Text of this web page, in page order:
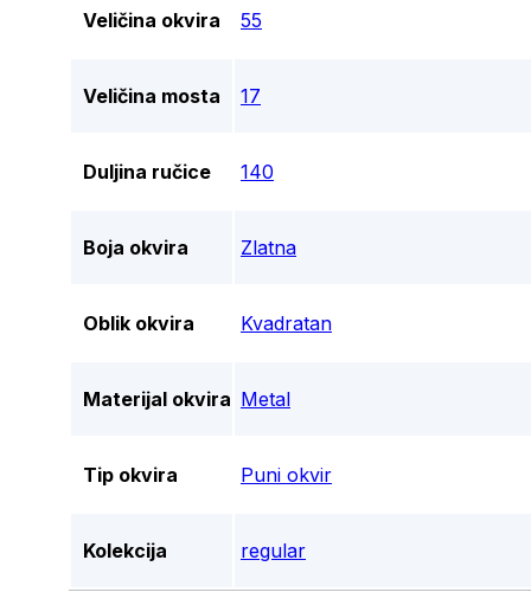
Veličina okvira 55
Veličina mosta 17
Duljina ručice 140
Boja okvira Zlatna
Oblik okvira Kvadratan
Materijal okvira Metal
Tip okvira Puni okvir
Kolekcija regular